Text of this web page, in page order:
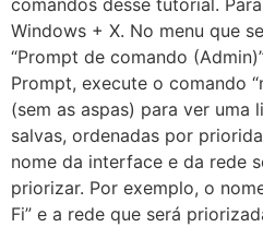
comandos desse tutorial.
Windows + X. No menu que
“Prompt de comando
Prompt, execute o comando
(sem as aspas) para ver uma
salvas, ordenadas por
nome da interface e da rede
priorizar. Por exemplo, o
Fi” e a rede que será